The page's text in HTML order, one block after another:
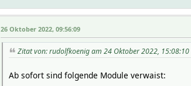
26 Oktober 2022, 09:56:09
Zitat von: rudolfkoenig am 24 Oktober 2022, 15:08:10
Ab sofort sind folgende Module verwaist: